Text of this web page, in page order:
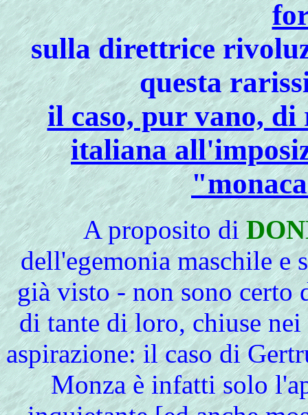
sulla direttrice
questa
il caso, pur vano, di
italiana
Aproposito di
dell'egemonia maschile e
già visto - non sono certo
di tante di loro, chiuse
aspirazione: il caso di
Monza è infatti solo